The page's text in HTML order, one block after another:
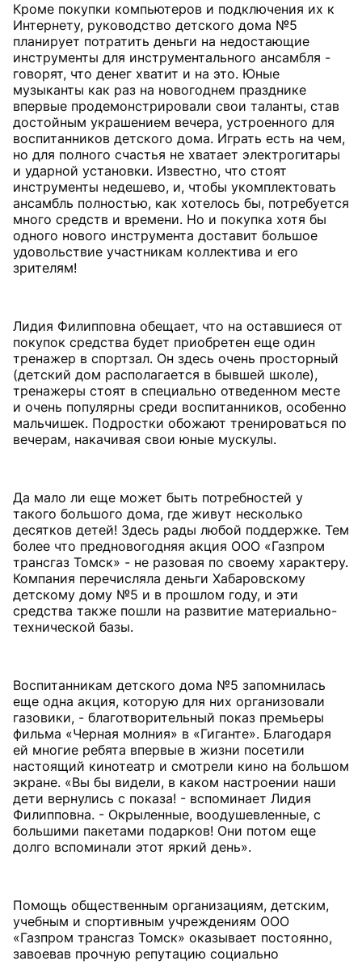
Кроме покупки компьютеров и подключения их к
Интернету, руководство детского дома №5
планирует потратить деньги на недостающие
инструменты для инструментального ансамбля -
говорят, что денег хватит и на это. Юные
музыканты как раз на новогоднем празднике
впервые продемонстрировали свои таланты, став
достойным украшением вечера, устроенного для
воспитанников детского дома. Играть есть на чем,
но для полного счастья не хватает электрогитары
и ударной установки. Известно, что стоят
инструменты недешево, и, чтобы укомплектовать
ансамбль полностью, как хотелось бы, потребуется
много средств и времени. Но и покупка хотя бы
одного нового инструмента доставит большое
удовольствие участникам коллектива и его
зрителям!
Лидия Филипповна обещает, что на оставшиеся от
покупок средства будет приобретен еще один
тренажер в спортзал. Он здесь очень просторный
(детский дом располагается в бывшей школе),
тренажеры стоят в специально отведенном месте
и очень популярны среди воспитанников, особенно
мальчишек. Подростки обожают тренироваться по
вечерам, накачивая свои юные мускулы.
Да мало ли еще может быть потребностей у
такого большого дома, где живут несколько
десятков детей! Здесь рады любой поддержке. Тем
более что предновогодняя акция ООО «Газпром
трансгаз Томск» - не разовая по своему характеру.
Компания перечисляла деньги Хабаровскому
детскому дому №5 и в прошлом году, и эти
средства также пошли на развитие материально-
технической базы.
Воспитанникам детского дома №5 запомнилась
еще одна акция, которую для них организовали
газовики, - благотворительный показ премьеры
фильма «Черная молния» в «Гиганте». Благодаря
ей многие ребята впервые в жизни посетили
настоящий кинотеатр и смотрели кино на большом
экране. «Вы бы видели, в каком настроении наши
дети вернулись с показа! - вспоминает Лидия
Филипповна. - Окрыленные, воодушевленные, с
большими пакетами подарков! Они потом еще
долго вспоминали этот яркий день».
Помощь общественным организациям, детским,
учебным и спортивным учреждениям ООО
«Газпром трансгаз Томск» оказывает постоянно,
завоевав прочную репутацию социально